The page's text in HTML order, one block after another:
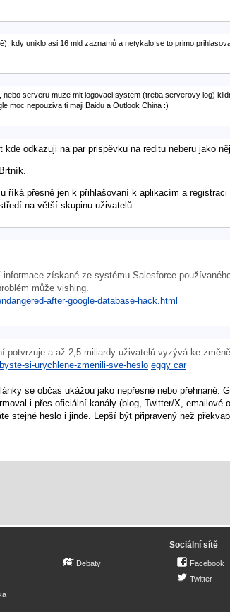
kdy uniklo asi 16 mld zaznamů a netykalo se to primo
serveru muze mit logovaci system (treba serverovy log)
moc nepouziva ti maji Baidu a Outlook China :)
odkazuji na par prispěvku na reditu neberu jako
přesně jen k přihlašovaní k aplikacím a
na větší skupinu uživatelů.
získané ze systému Salesforce
může vishing.
after-google-database-hack.html
potvrzuje a až 2,5 miliardy uživatelů vyzývá ke
si-urychlene-zmenili-sve-heslo eggy car
se občas ukážou jako nepřesné nebo přehnané.
i přes oficiální kanály (blog, Twitter/X, emailové
stejné heslo i jinde. Lepší být připravený než
Debaty
Sociální sítě
Facebook
Twitter